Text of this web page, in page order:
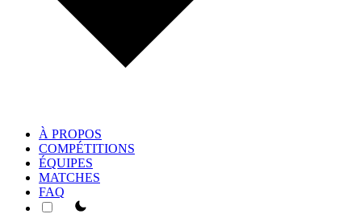
À PROPOS
COMPÉTITIONS
ÉQUIPES
MATCHES
FAQ
theme switcher